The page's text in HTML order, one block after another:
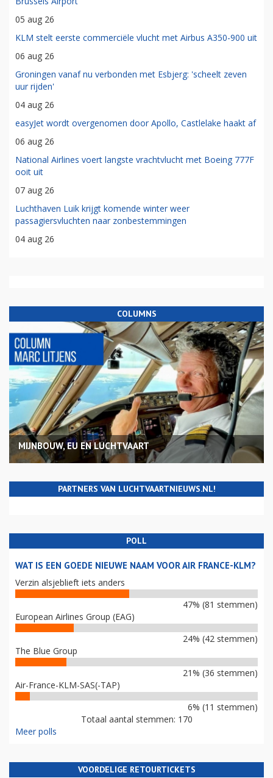
05 aug 26
KLM stelt eerste commerciële vlucht met Airbus A350-900 uit
06 aug 26
Groningen vanaf nu verbonden met Esbjerg: 'scheelt zeven
uur rijden'
04 aug 26
easyJet wordt overgenomen door Apollo, Castlelake haakt af
06 aug 26
National Airlines voert langste vrachtvlucht met Boeing 777F
ooit uit
07 aug 26
Luchthaven Luik krijgt komende winter weer
passagiersvluchten naar zonbestemmingen
04 aug 26
COLUMNS
MIJNBOUW, EU EN LUCHTVAART
PARTNERS VAN LUCHTVAARTNIEUWS.NL!
POLL
WAT IS EEN GOEDE NIEUWE NAAM VOOR AIR FRANCE-KLM?
Verzin alsjeblieft iets anders
47% (81 stemmen)
European Airlines Group (EAG)
24% (42 stemmen)
The Blue Group
21% (36 stemmen)
Air-France-KLM-SAS(-TAP)
6% (11 stemmen)
Totaal aantal stemmen: 170
Meer polls
VOORDELIGE RETOURTICKETS